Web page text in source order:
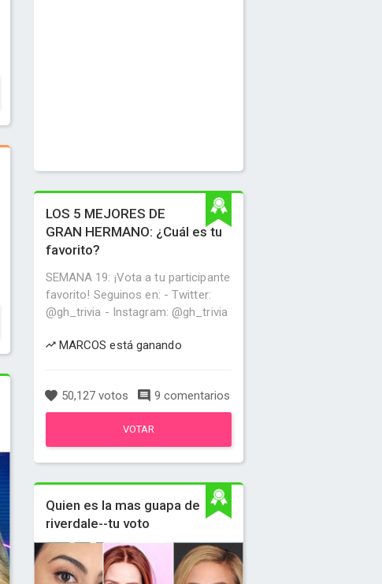
LOS 5 MEJORES DE
GRAN HERMANO: ¿Cuál es tu
favorito?
SEMANA 19: ¡Vota a tu participante
favorito! Seguinos en: - Twitter:
@gh_trivia - Instagram: @gh_trivia
MARCOS está ganando
50,127 votos 9 comentarios
VOTAR
Quien es la mas guapa de
riverdale--tu voto